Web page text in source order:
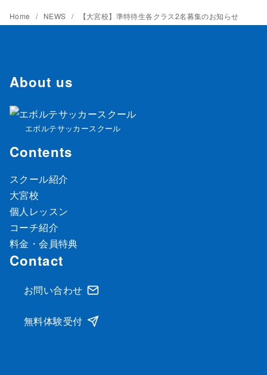
Home NEWS 【大宮校】準特待生各クラス2名募集のお知らせ
About us
エボルテサッカースクール
Contents
スクール紹介
大宮校
個人レッスン
コーチ紹介
料金・会員特典
Contact
お問い合わせ
無料体験受付